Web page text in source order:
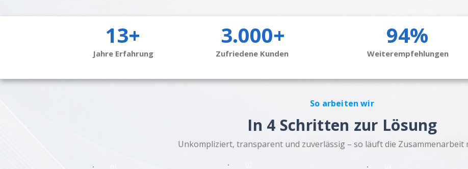
13+
Jahre Erfahrung
3.000+
Zufriedene Kunden
94%
Weiterempfehlungen
So arbeiten wir
In 4 Schritten zur Lösung
Unkompliziert, transparent und zuverlässig – so läuft die Zusammenarbeit